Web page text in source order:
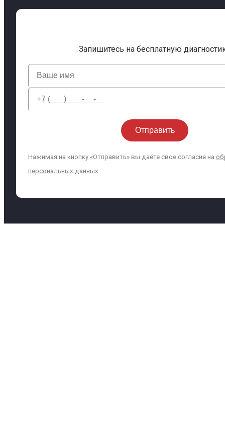
Запишитесь на бесплатную
Нажимая на кнопку «Отправить» вы даёте свое согласие на
персональных данных